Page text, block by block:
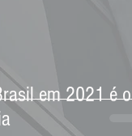
em 2021 é o